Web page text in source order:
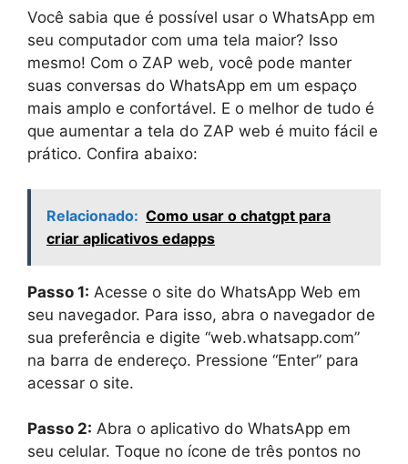
Você sabia que é possível usar o WhatsApp em
seu computador com uma tela maior? Isso
mesmo! Com o ZAP web, você pode manter
suas conversas do WhatsApp em um espaço
mais amplo e confortável. E o melhor de tudo é
que aumentar a tela do ZAP web é muito fácil e
prático. Confira abaixo:
Relacionado: Como usar o chatgpt para
criar aplicativos edapps
Passo 1: Acesse o site do WhatsApp Web em
seu navegador. Para isso, abra o navegador de
sua preferência e digite “web.whatsapp.com”
na barra de endereço. Pressione “Enter” para
acessar o site.
Passo 2: Abra o aplicativo do WhatsApp em
seu celular. Toque no ícone de três pontos no